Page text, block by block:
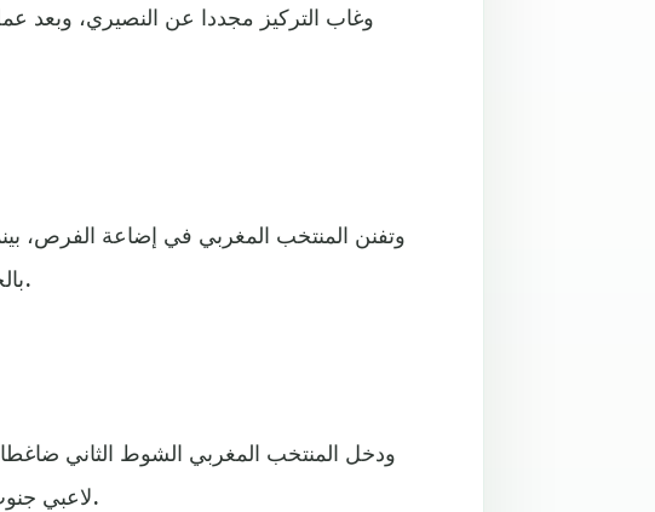
وغاب التركيز مجددا عن النصيري، وبعد
وتفنن المنتخب المغربي في إضاعة الفرص،
بالحارس وسدد بقوة لكن الحارس تألق وأبعد الكرة.
ودخل المنتخب المغربي الشوط الثاني
لاعبي جنوب إفريقيا تصدى للكرة وهي في طريقها للمرمى.